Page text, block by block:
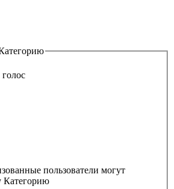
голос
пользователи могут
Категорию